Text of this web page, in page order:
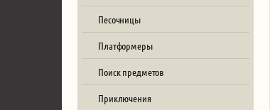
Песочницы
Платформеры
Поиск предметов
Приключения